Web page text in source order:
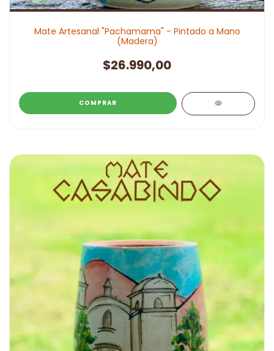
Mate Artesanal "Pachamama" - Pintado a Mano
(Madera)
$26.990,00